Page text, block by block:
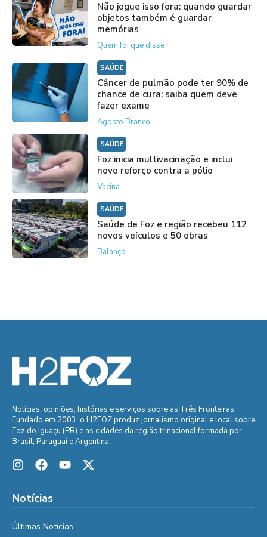
Não jogue isso fora: quando guardar
objetos também é guardar
memórias
Quem foi que disse
SAÚDE
Câncer de pulmão pode ter 90% de
chance de cura; saiba quem deve
fazer exame
Agosto Branco
SAÚDE
Foz inicia multivacinação e inclui
novo reforço contra a pólio
Vacina
SAÚDE
Saúde de Foz e região recebeu 112
novos veículos e 50 obras
Balanço
Notícias, opiniões, histórias e serviços sobre as Três Fronteiras.
Fundado em 2003, o H2FOZ produz jornalismo original e local sobre
Foz do Iguaçu (PR) e as cidades da região trinacional formada por
Brasil, Paraguai e Argentina.
Notícias
Últimas Notícias